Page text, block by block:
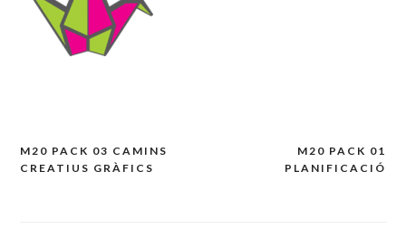
Navegación
M20 PACK 01
PLANIFICACIÓ
M20 PACK 03 CAMINS
CREATIUS GRÀFICS